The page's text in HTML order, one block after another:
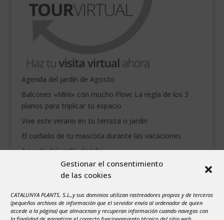
Gestionar el consentimiento
de las cookies
CATALUNYA PLANTS, S.L.,y sus dominios utilizan rastreadores propios y de terceros
(pequeños archivos de información que el servidor envía al ordenador de quien
accede a la página) que almacenan y recuperan información cuando navegas con
Agenda del jardín de Agosto
Balcones «Mini» con mucho Flow: La regla de los 3
planos para triplicar tu espacio
Vive este verano en tu terraza o jardín
El cuidado de tu mascota durante las vacaciones
Agenda del jardín de Julio
agosto 2026
1
2
3
4 5 6 7 8 9